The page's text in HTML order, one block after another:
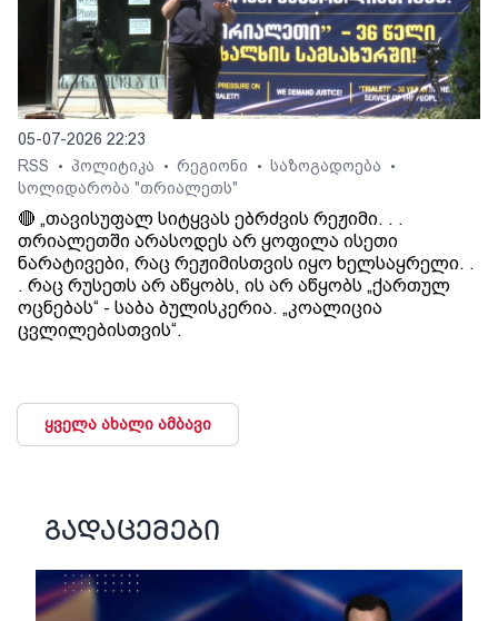
05-07-2026 22:23
RSS
• პოლიტიკა • რეგიონი • საზოგადოება •
სოლიდარობა "თრიალეთს"
🔴 „თავისუფალ სიტყვას ებრძვის რეჟიმი. . .
თრიალეთში არასოდეს არ ყოფილა ისეთი
ნარატივები, რაც რეჟიმისთვის იყო ხელსაყრელი. .
. რაც რუსეთს არ აწყობს, ის არ აწყობს „ქართულ
ოცნებას“ - საბა ბულისკერია. „კოალიცია
ცვლილებისთვის“.
ყველა ახალი ამბავი
გადაცემები